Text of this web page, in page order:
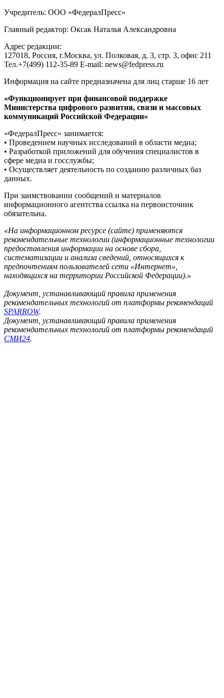
Учредитель: ООО «ФедералПресс»
Главный редактор: Оксак Наталья Александровна
Адрес редакции:
127018, Россия, г.Москва, ул. Полковая, д. 3, стр. 3, офис 211
Тел.+7(499) 112-35-89 E-mail: news@fedpress.ru
Информация на сайте предназначена для лиц старше 16 лет
«Функционирует при финансовой поддержке
Министерства цифрового развития, связи и массовых
коммуникаций Российской Федерации»
«ФедералПресс» занимается:
• Проведением научных исследований в области медиа;
• Разработкой приложений для обучения специалистов в
сфере медиа и госслужбы;
• Осуществляет деятельность по созданию различных баз
данных.
При заимствовании сообщений и материалов
информационного агентства ссылка на первоисточник
обязательна.
«На информационном ресурсе (сайте) применяются
рекомендательные технологии (информационные технологии
предоставления информации на основе сбора,
систематизации и анализа сведений, относящихся к
предпочтениям пользователей сети «Интернет»,
находящихся на территории Российской Федерации).»
Документ, устанавливающий правила применения
рекомендательных технологий от платформы рекомендаций
SPARROW.
Документ, устанавливающий правила применения
рекомендательных технологий от платформы рекомендаций
СМИ24.